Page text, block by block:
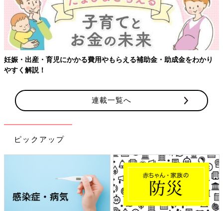
妊娠・出産・育児にかかる費用やもらえる補助金・助成金をわかり
やすく解説！
連載一覧へ
ピックアップ